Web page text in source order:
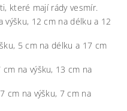
které mají rády vesmír.
výšku, 12 cm na délku a 12
5 cm na délku a 17 cm
na výšku, 13 cm na
cm na výšku, 7 cm na